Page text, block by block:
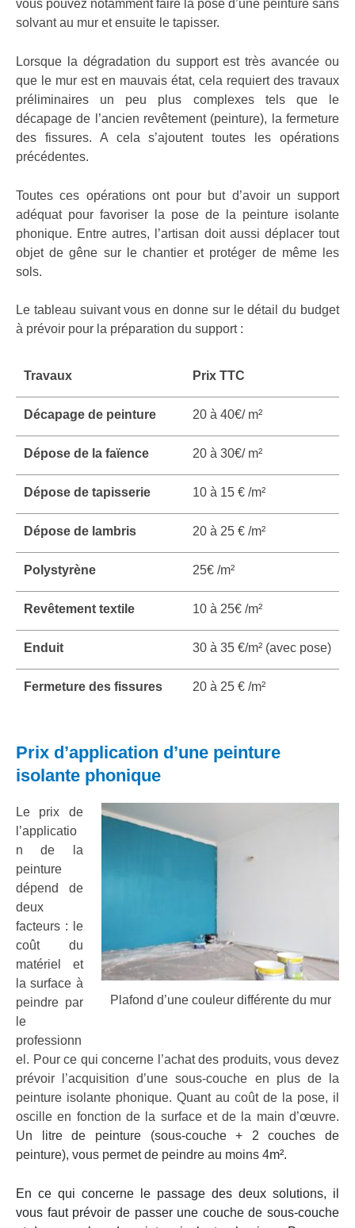
vous pouvez notamment faire la pose d’une peinture sans
solvant au mur et ensuite le tapisser.
Lorsque la dégradation du support est très avancée ou
que le mur est en mauvais état, cela requiert des travaux
préliminaires un peu plus complexes tels que le
décapage de l’ancien revêtement (peinture), la fermeture
des fissures. A cela s’ajoutent toutes les opérations
précédentes.
Toutes ces opérations ont pour but d’avoir un support
adéquat pour favoriser la pose de la peinture isolante
phonique. Entre autres, l’artisan doit aussi déplacer tout
objet de gêne sur le chantier et protéger de même les
sols.
Le tableau suivant vous en donne sur le détail du budget
à prévoir pour la préparation du support :
Travaux Prix TTC
Décapage de peinture 20 à 40€/ m²
Dépose de la faïence 20 à 30€/ m²
Dépose de tapisserie 10 à 15 € /m²
Dépose de lambris 20 à 25 € /m²
Polystyrène 25€ /m²
Revêtement textile 10 à 25€ /m²
Enduit 30 à 35 €/m² (avec pose)
Fermeture des fissures 20 à 25 € /m²
Prix d’application d’une peinture
isolante phonique
Plafond d’une couleur différente du mur
Le prix de
l’applicatio
n de la
peinture
dépend de
deux
facteurs : le
coût du
matériel et
la surface à
peindre par
le
professionn
el. Pour ce qui concerne l’achat des produits, vous devez
prévoir l’acquisition d’une sous-couche en plus de la
peinture isolante phonique. Quant au coût de la pose, il
oscille en fonction de la surface et de la main d’œuvre.
Un litre de peinture (sous-couche + 2 couches de
peinture), vous permet de peindre au moins 4m².
En ce qui concerne le passage des deux solutions, il
vous faut prévoir de passer une couche de sous-couche